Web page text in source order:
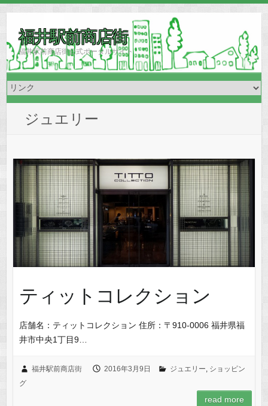
福井駅前商店街
福井駅前商店街公式ポータルサイト
ジュエリー
ティットコレクション
店舗名：ティットコレクション 住所：〒910-0006 福井県福
井市中央1丁目9…
福井駅前商店街 2016年3月9日 ジュエリー, ショッピン
グ
read more